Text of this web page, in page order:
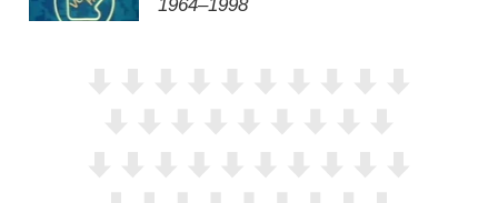
1964⁠–⁠1998